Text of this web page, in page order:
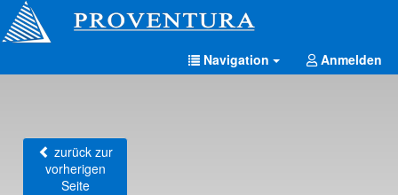
Navigation Anmelden
zurück zur
vorherigen
Seite